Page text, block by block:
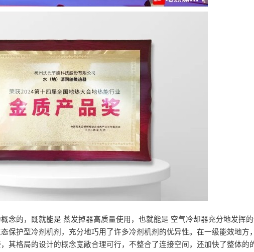
念的，既就能是 蒸发掉器高质量使用，也就能是 空气冷却器充分地发挥
保护型冷剂机剂，充分地巧用了许多冷剂机剂的优异性。在一级能效地方
其格局的设计的概念宽敞合理可行，不整合了连接空间，还加快了整体的